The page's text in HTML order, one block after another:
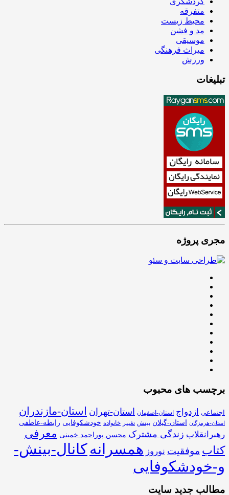
متفرقه
محیط زیست
مد و فشن
موسیقی
میراث فرهنگی
ورزش
تبلیغات
مجری پروژه
برچسب های محبوب
اجتماعی ازدواج استان-اصفهان استان-تهران استان-مازندران
استان-هرمزگان استان-گیلان بینش تغییر خانواده خودشکوفایی رابطه-عاطفی
رهبرانقلاب زندگی مشترک محسن پوراحمد خمینی معرفی
کتاب موفقیت نوروز همسرانهکانال-بینش-
و-خودشکوفایی
مطالب جدید سایت